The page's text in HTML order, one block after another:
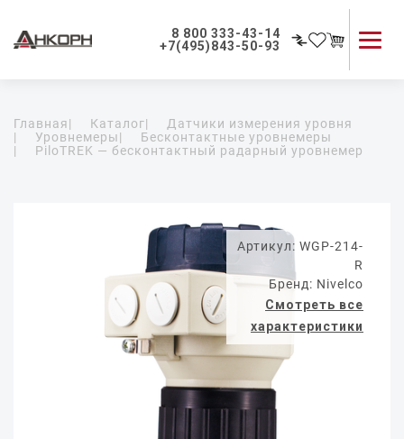
8 800 333-43-14
+7(495)843-50-93
Применение приборов
Как мы работаем
Главная| Каталог|
Датчики измерения уровня
|
Уровнемеры|
Бесконтактные уровнемеры
|
PiloTREK — бесконтактный радарный уровнемер
Артикул: WGP-214-
R
Бренд: Nivelco
Смотреть все
характеристики